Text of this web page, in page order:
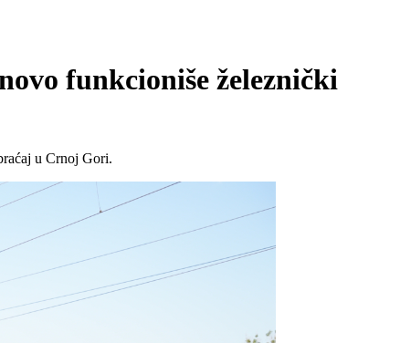
funkcioniše železnički
u Crnoj Gori.